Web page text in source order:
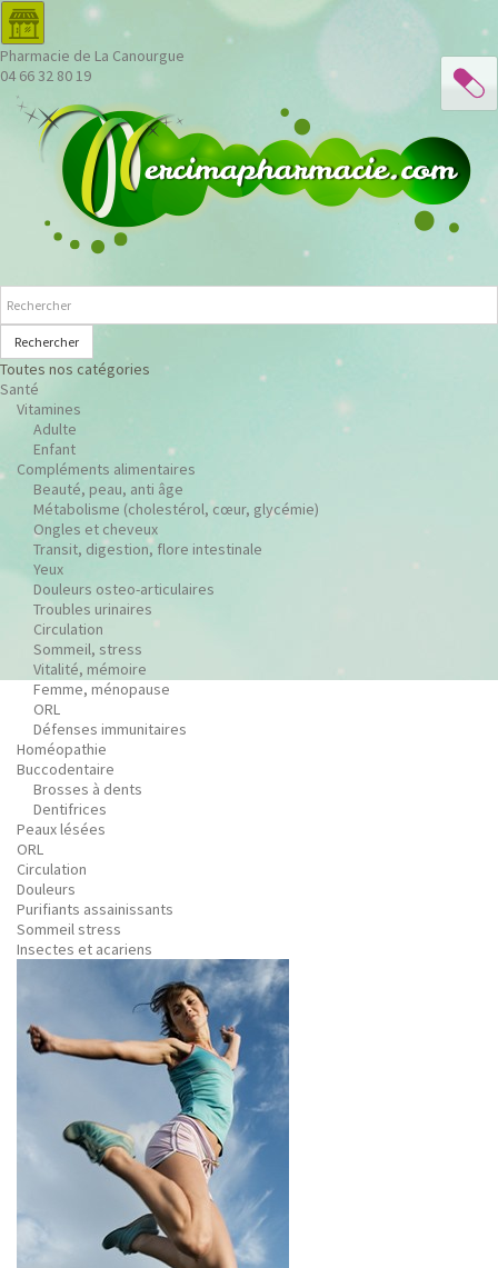
Pharmacie de La Canourgue
04 66 32 80 19
Rechercher
Toutes nos catégories
Santé
Vitamines
Adulte
Enfant
Compléments alimentaires
Beauté, peau, anti âge
Métabolisme (cholestérol, cœur, glycémie)
Ongles et cheveux
Transit, digestion, flore intestinale
Yeux
Douleurs osteo-articulaires
Troubles urinaires
Circulation
Sommeil, stress
Vitalité, mémoire
Femme, ménopause
ORL
Défenses immunitaires
Homéopathie
Buccodentaire
Brosses à dents
Dentifrices
Peaux lésées
ORL
Circulation
Douleurs
Purifiants assainissants
Sommeil stress
Insectes et acariens